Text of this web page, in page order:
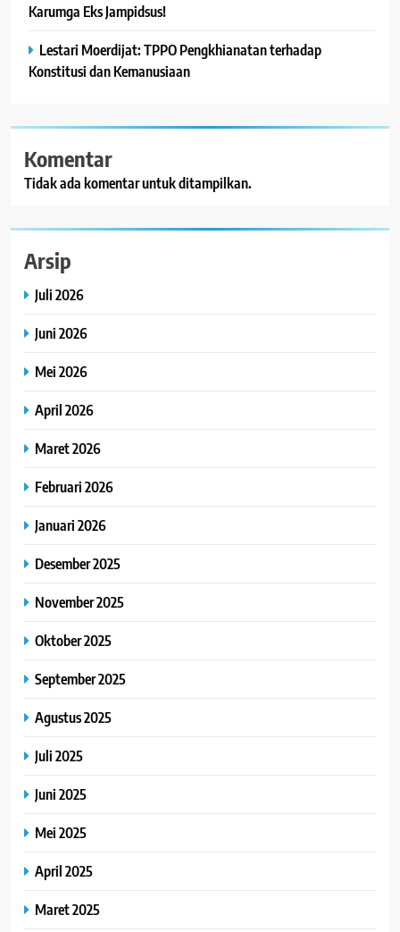
Karumga Eks Jampidsus!
Lestari Moerdijat: TPPO Pengkhianatan terhadap
Konstitusi dan Kemanusiaan
Komentar
Tidak ada komentar untuk ditampilkan.
Arsip
Juli 2026
Juni 2026
Mei 2026
April 2026
Maret 2026
Februari 2026
Januari 2026
Desember 2025
November 2025
Oktober 2025
September 2025
Agustus 2025
Juli 2025
Juni 2025
Mei 2025
April 2025
Maret 2025